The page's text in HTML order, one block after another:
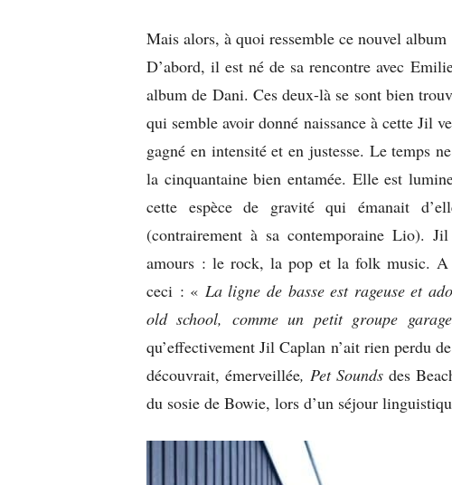
Mais alors, à quoi ressemble ce nouvel album
D’abord, il est né de sa rencontre avec
album de Dani. Ces deux-là se sont bien
qui semble avoir donné naissance à cette Jil
gagné en intensité et en justesse. Le temps
la cinquantaine bien entamée. Elle est
cette espèce de gravité qui émanait
(contrairement à sa contemporaine Lio).
amours : le rock, la pop et la folk music.
ceci : « La ligne de basse est rageuse et
old school, comme un petit groupe
qu’effectivement Jil Caplan n’ait rien perdu
découvrait, émerveillée, Pet Soundsdes
du sosie de Bowie, lors d’un séjour